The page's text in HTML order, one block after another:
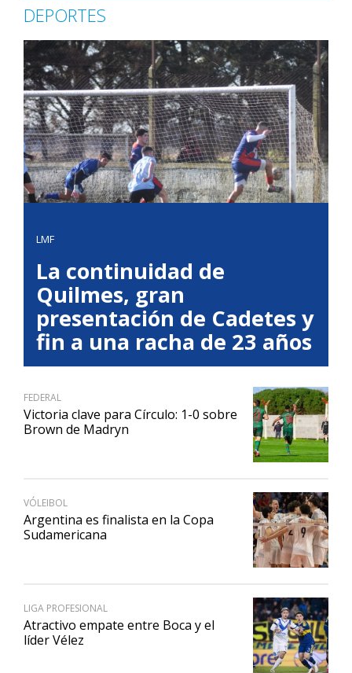
DEPORTES
LMF
La continuidad de
Quilmes, gran
presentación de Cadetes y
fin a una racha de 23 años
FEDERAL
Victoria clave para Círculo: 1-0 sobre
Brown de Madryn
VÓLEIBOL
Argentina es finalista en la Copa
Sudamericana
LIGA PROFESIONAL
Atractivo empate entre Boca y el
líder Vélez